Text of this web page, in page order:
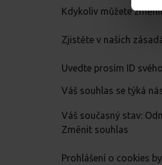
Kdykoliv můžete
Zjistěte v našich
Uvedte prosím ID
Váš souhlas se týká
Váš současný stav:
Změnit souhlas
Prohlášení o cookies